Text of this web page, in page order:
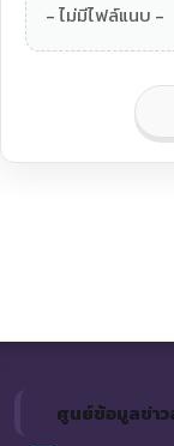
- ไม่มีไฟล์แนบ -
ศูนย์ข้อมูลข่าว